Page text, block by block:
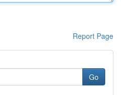
Report Page
Go